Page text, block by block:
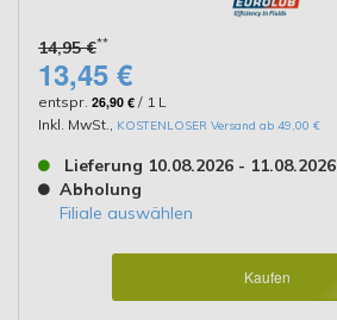
14,95 €**
13,45 €
entspr. 26,90 € / 1 L
Inkl. MwSt.
KOSTENLOSER Versand ab 49,00 €
Lieferung 10.08.2026 - 11.08.2026
Abholung
Filiale auswählen
Kaufen